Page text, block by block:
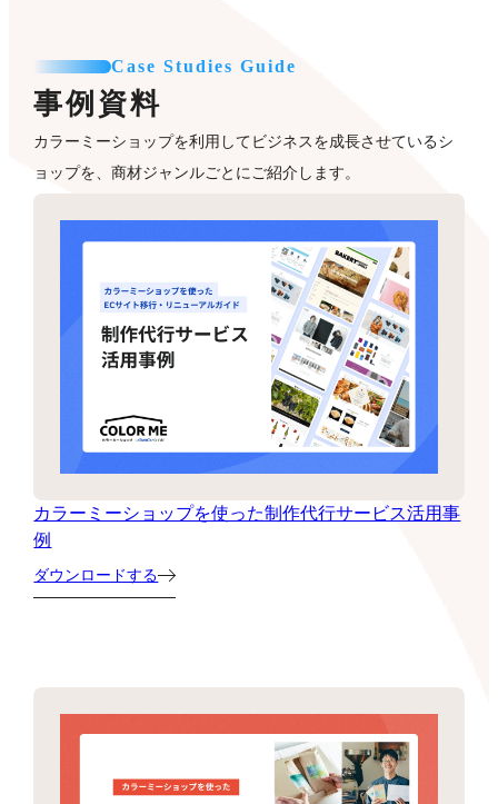
Case Studies Guide
事例資料
カラーミーショップを利用してビジネスを成長させているシ
ョップを、商材ジャンルごとにご紹介します。
カラーミーショップを使った制作代行サービス活用事
例
ダウンロードする